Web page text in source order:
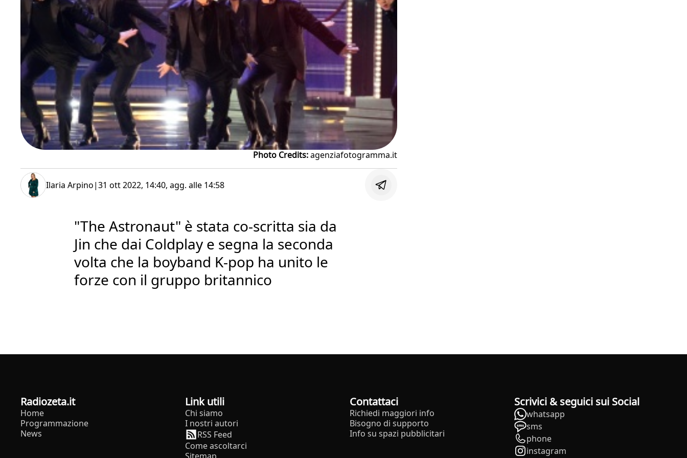
Photo Credits:agenziafotogramma.it
Ilaria Arpino|31 ott 2022, 14:40, agg. alle 14:58
"The Astronaut" è stata co-scritta sia da
Jin che dai Coldplay e segna la seconda
volta che la boyband K-pop ha unito le
forze con il gruppo britannico
radiozeta.it
Home
Programmazione
News
Link utili
Chi siamo
I nostri autori
RSS Feed
Come ascoltarci
Contattaci
Richiedi maggiori info
Bisogno di supporto
Info su spazi pubblicitari
Scrivici & seguici sui Social
whatsapp
sms
phone
instagram